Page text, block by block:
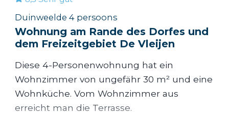
Duinweelde 4 persoons
Wohnung am Rande des Dorfes und
dem Freizeitgebiet De Vleijen
Diese 4-Personenwohnung hat ein
Wohnzimmer von ungefähr 30 m² und eine
Wohnküche. Vom Wohnzimmer aus
erreicht man die Terrasse.